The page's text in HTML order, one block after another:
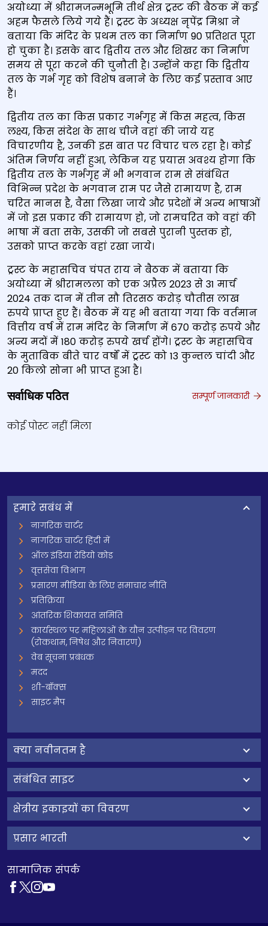
अयोध्या में श्रीरामजन्मभूमि तीर्थ क्षेत्र ट्रस्ट की बैठक में कई
अहम फैसले लिये गये हैं। ट्रस्ट के अध्यक्ष नृपेंद्र मिश्रा ने
बताया कि मंदिर के प्रथम तल का निर्माण 90 प्रतिशत पूरा
हो चुका है। इसके बाद द्वितीय तल और शिखर का निर्माण
समय से पूरा करने की चुनौती है। उन्होंने कहा कि द्वितीय
तल के गर्भ गृह को विशेष बनाने के लिए कई प्रस्ताव आए
हैं।
द्वितीय तल का किस प्रकार गर्भगृह में किस महत्व, किस
लक्ष्य, किस संदेश के साथ चीजे वहां की जाये यह
विचारणीय है, उनकी इस बात पर विचार चल रहा है। कोई
अंतिम निर्णय नहीं हुआ, लेकिन यह प्रयास अवश्य होगा कि
द्वितीय तल के गर्भगृह में भी भगवान राम से संबंधित
विभिन्न प्रदेश के भगवान राम पर जैसे रामायण है, राम
चरित मानस है, वैसा लिखा जाये और प्रदेशों में अन्य भाषाओं
में जो इस प्रकार की रामायण हो, जो रामचरित को वहां की
भाषा में बता सके, उसकी जो सबसे पुरानी पुस्तक हो,
उसको प्राप्त करके वहां रखा जाये।
ट्रस्ट के महासचिव चंपत राय ने बैठक में बताया कि
अयोध्या में श्रीरामलला को एक अप्रैल 2023 से 31 मार्च
2024 तक दान में तीन सौ तिरसठ करोड़ चौतीस लाख
रुपये प्राप्त हुए हैं। बैठक में यह भी बताया गया कि वर्तमान
वित्तीय वर्ष में राम मंदिर के निर्माण में 670 करोड़ रुपये और
अन्य मदों में 180 करोड़ रुपये खर्च होंगे। ट्रस्ट के महासचिव
के मुताबिक बीते चार वर्षों में ट्रस्ट को 13 कुन्तल चांदी और
20 किलो सोना भी प्राप्त हुआ है।
सर्वाधिक पठित सम्पूर्ण जानकारी
कोई पोस्ट नहीं मिला
हमारे सबंध में
नागरिक चार्टर
नागरिक चार्टर हिंदी में
ऑल इंडिया रेडियो कोड
वृत्तसेवा विभाग
प्रसारण मीडिया के लिए समाचार नीति
प्रतिक्रिया
आंतरिक शिकायत समिति
कार्यस्थल पर महिलाओं के यौन उत्पीड़न पर विवरण
(रोकथाम, निषेध और निवारण)
वेब सूचना प्रबंधक
मदद
शी-बॉक्स
साइट मैप
क्‍या नवीनतम है
संबंधित साइट
क्षेत्रीय इकाइयों का विवरण
प्रसार भारती
सामाजिक संपर्क